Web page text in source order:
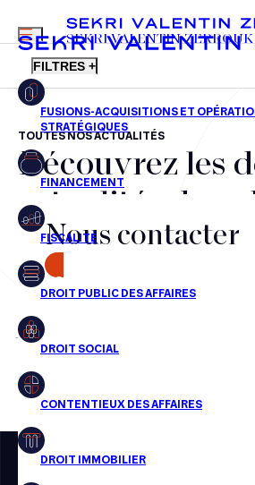
FR EN
MENU
SEKRI VALENTIN ZERROUK
FILTRES +
Fusions-acquisitions et opérations
Financement
Fiscalité
Droit public des affaires
Droit social
Droit immobilier
Restructuring
TOUTES NOS ACTUALITÉS
Découvrez les
actualités du
nos
transactions,
jour
Aucun résultats pour cette recherche
Nous contacter